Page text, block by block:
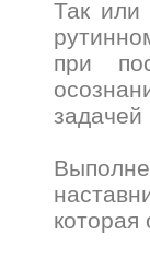
Так или
при
задачей
которая